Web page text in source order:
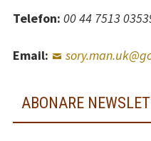
Telefon: 00 44 7513
Email:
ABONARE